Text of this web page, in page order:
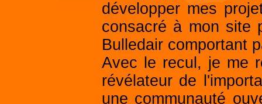
développer mes
consacré à mon site
Bulledair comportant
Avec le recul, je me
révélateur de
une communauté